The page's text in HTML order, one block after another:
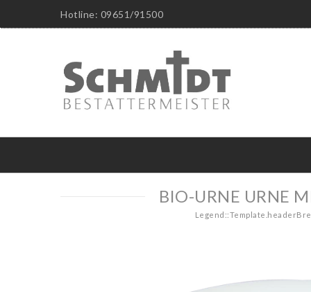
Hotline: 09651/91500
BIO-URNE URNE